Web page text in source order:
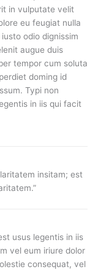
in vulputate velit
eu feugiat nulla
odio dignissim
augue duis
tempor cum soluta
doming id
Typi non
in iis qui facit
insitam; est
usus legentis in iis
vel eum iriure dolor
consequat, vel